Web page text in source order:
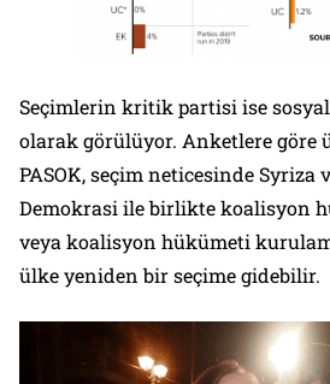
Seçimlerin kritik partisi ise sosyal
olarak görülüyor. Anketlere göre
PASOK, seçim neticesinde Syriza
Demokrasi ile birlikte koalisyon
veya koalisyon hükümeti
ülke yeniden bir seçime gidebilir.